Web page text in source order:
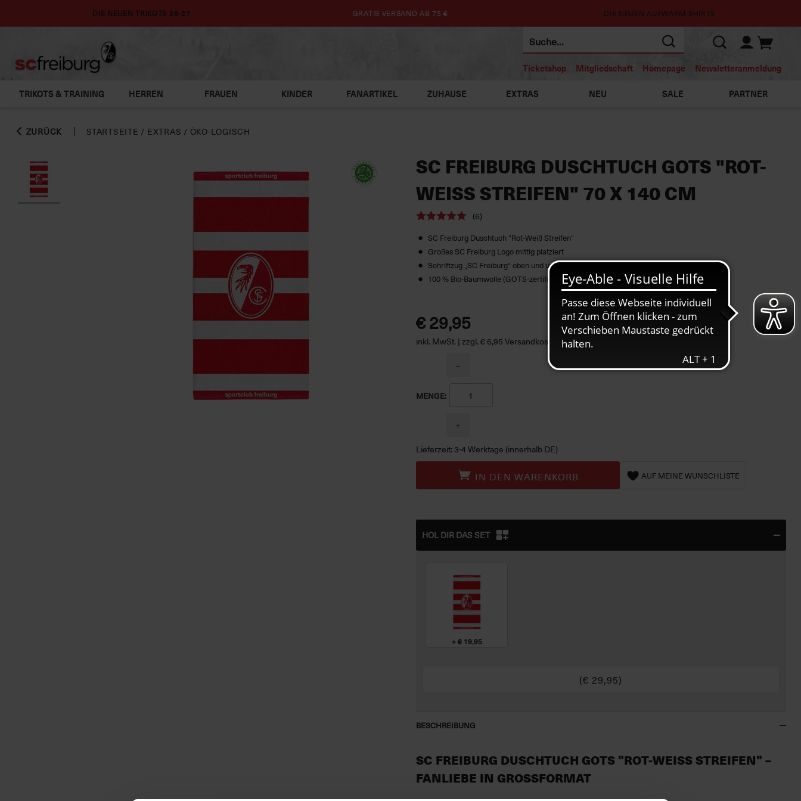
DIE NEUEN TRIKOTS 26-27 GRATIS VERSAND AB 75 € DIE NEUEN AUFWÄRM SHIRTS
Ticketshop Mitgliedschaft Homepage Newsletteranmeldung
TRIKOTS & TRAINING HERREN FRAUEN KINDER FANARTIKEL ZUHAUSE EXTRAS NEU SALE PARTNER
ZURÜCK STARTSEITE / EXTRAS / ÖKO-LOGISCH
SC FREIBURG DUSCHTUCH GOTS "ROT-
WEISS STREIFEN" 70 X 140 CM
(6)
SC Freiburg Duschtuch "Rot-Weiß Streifen"
Großes SC Freiburg Logo mittig platziert
Schriftzug „SC Freiburg“ oben und unten
100 % Bio-Baumwolle (GOTS-zertifiziert)
€ 29,95
inkl. MwSt. | zzgl. € 6,95 Versandkosten
MENGE:
−
+
Lieferzeit: 3-4 Werktage (innerhalb DE)
IN DEN WARENKORB AUF MEINE WUNSCHLISTE
HOL DIR DAS SET
+ € 19,95
(€ 29,95)
BESCHREIBUNG
SC FREIBURG DUSCHTUCH GOTS "ROT-WEISS STREIFEN" – F
ANLIEBE IN GROSSFORMAT